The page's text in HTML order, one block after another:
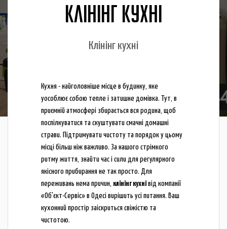
КЛІНІНГ КУХНІ
Клінінг кухні
Кухня - найголовніше місце в будинку, яке
уособлює собою тепле і затишне домівка. Тут, в
приємній атмосфері збирається вся родина, щоб
поспілкуватися та скуштувати смачні домашні
страви. Підтримувати чистоту та порядок у цьому
місці більш ніж важливо. За нашого стрімкого
ритму життя, знайти час і сили для регулярного
якісного прибирання не так просто. Для
переживань нема причин, клінінг кухні від компанії
«Об'єкт-Сервіс» в Одесі вирішить усі питання. Ваш
кухонний простір заіскриться свіжістю та
чистотою.